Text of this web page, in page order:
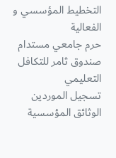
التخطيط المؤسسي و
الفعالية
حرم جامعي مستدام
صندوق ثامر للتكافل
التعليمي
تسجيل الموردين
الوثائق المؤسسية